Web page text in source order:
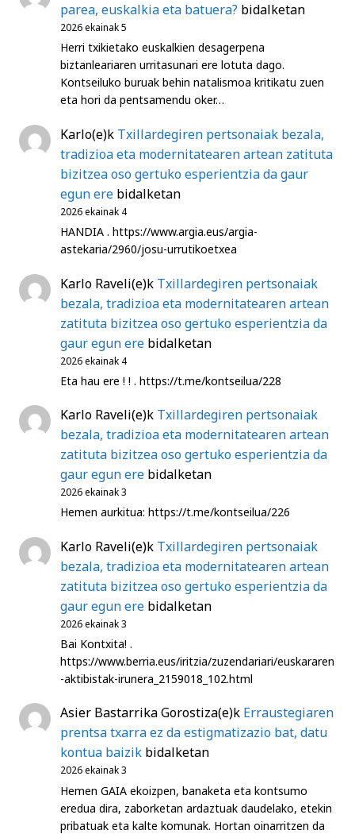
parea, euskalkia eta batuera? bidalketan
2026 ekainak 5
Herri txikietako euskalkien desagerpena
biztanleariaren urritasunari ere lotuta dago.
Kontseiluko buruak behin natalismoa kritikatu zuen
eta hori da pentsamendu oker…
Karlo(e)k Txillardegiren pertsonaiak bezala,
tradizioa eta modernitatearen artean zatituta
bizitzea oso gertuko esperientzia da gaur
egun ere bidalketan
2026 ekainak 4
HANDIA . https://www.argia.eus/argia-
astekaria/2960/josu-urrutikoetxea
Karlo Raveli(e)k Txillardegiren pertsonaiak
bezala, tradizioa eta modernitatearen artean
zatituta bizitzea oso gertuko esperientzia da
gaur egun ere bidalketan
2026 ekainak 4
Eta hau ere ! ! . https://t.me/kontseilua/228
Karlo Raveli(e)k Txillardegiren pertsonaiak
bezala, tradizioa eta modernitatearen artean
zatituta bizitzea oso gertuko esperientzia da
gaur egun ere bidalketan
2026 ekainak 3
Hemen aurkitua: https://t.me/kontseilua/226
Karlo Raveli(e)k Txillardegiren pertsonaiak
bezala, tradizioa eta modernitatearen artean
zatituta bizitzea oso gertuko esperientzia da
gaur egun ere bidalketan
2026 ekainak 3
Bai Kontxita! .
https://www.berria.eus/iritzia/zuzendariari/euskararen
-aktibistak-irunera_2159018_102.html
Asier Bastarrika Gorostiza(e)k Erraustegiaren
prentsa txarra ez da estigmatizazio bat, datu
kontua baizik bidalketan
2026 ekainak 3
Hemen GAIA ekoizpen, banaketa eta kontsumo
eredua dira, zaborketan ardaztuak daudelako, etekin
pribatuak eta kalte komunak. Hortan oinarritzen da